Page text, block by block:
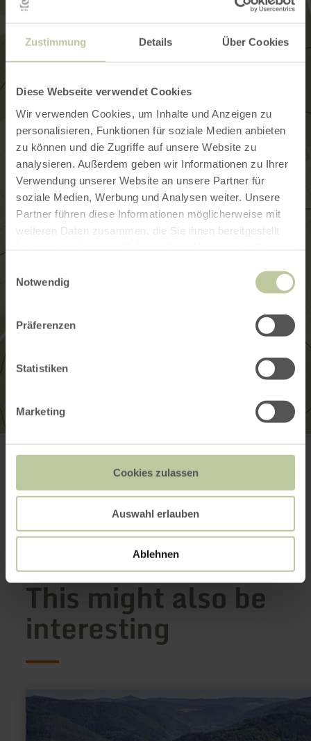
Zustimmung Details Über Cookies
Diese Webseite verwendet Cookies
Wir verwenden Cookies, um Inhalte und Anzeigen zu
personalisieren, Funktionen für soziale Medien anbieten
zu können und die Zugriffe auf unsere Website zu
analysieren. Außerdem geben wir Informationen zu Ihrer
Verwendung unserer Website an unsere Partner für
soziale Medien, Werbung und Analysen weiter. Unsere
Partner führen diese Informationen möglicherweise mit
weiteren Daten zusammen, die Sie ihnen bereitgestellt
Notwendig
Präferenzen
Statistiken
Marketing
Cookies zulassen
Auswahl erlauben
Ablehnen
Kottenborner Kreuz
Kottenborner Straße
Website
Plan your arrival
This might also be
interesting
learn